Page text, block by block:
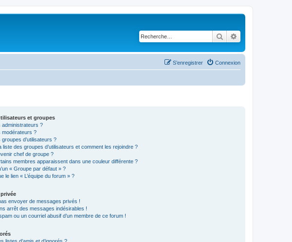
Rechercher
Connexion
S’enregistrer
et groupes
administrateurs ?
modérateurs ?
d’utilisateurs ?
liste des groupes d’utilisateurs et comment les rejoindre ?
chef de groupe ?
membres apparaissent dans une couleur différente ?
« Groupe par défaut » ?
le lien « L’équipe du forum » ?
envoyer de messages privés !
arrêt des messages indésirables !
ou un courriel abusif d’un membre de ce forum !
listes d’amis et d’ignorés ?